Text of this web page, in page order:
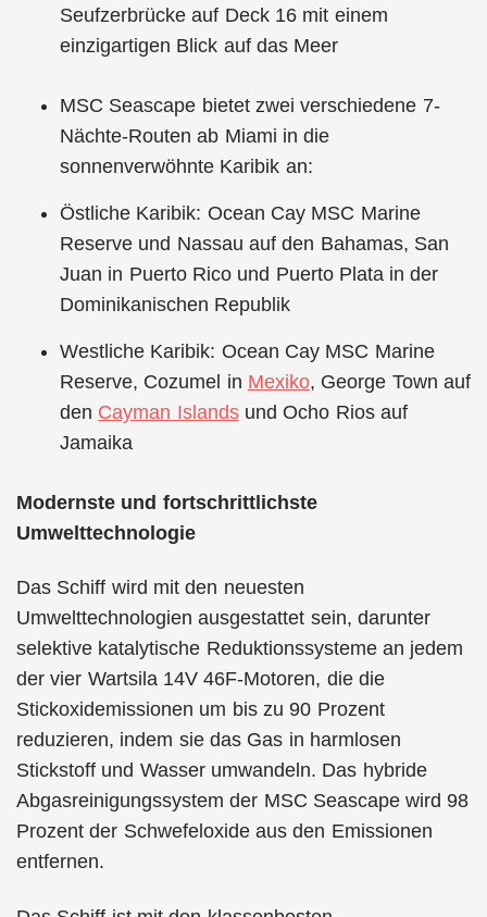
Seufzerbrücke auf Deck 16 mit einem
einzigartigen Blick auf das Meer
MSC Seascape bietet zwei verschiedene 7-
Nächte-Routen ab Miami in die
sonnenverwöhnte Karibik an:
Östliche Karibik: Ocean Cay MSC Marine
Reserve und Nassau auf den Bahamas, San
Juan in Puerto Rico und Puerto Plata in der
Dominikanischen Republik
Westliche Karibik: Ocean Cay MSC Marine
Reserve, Cozumel in Mexiko, George Town auf
den Cayman Islandsund Ocho Rios auf
Jamaika
Modernste und fortschrittlichste
Umwelttechnologie
Das Schiff wird mit den neuesten
Umwelttechnologien ausgestattet sein, darunter
selektive katalytische Reduktionssysteme an jedem
der vier Wartsila 14V 46F-Motoren, die die
Stickoxidemissionen um bis zu 90 Prozent
reduzieren, indem sie das Gas in harmlosen
Stickstoff und Wasser umwandeln. Das hybride
Abgasreinigungssystem der MSC Seascape wird 98
Prozent der Schwefeloxide aus den Emissionen
entfernen.